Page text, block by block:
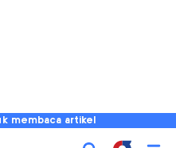
membaca artikel